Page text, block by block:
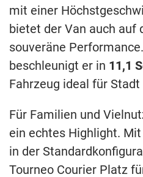
mit einer
bietet der Van auch auf
souveräne
beschleunigt er in 11,1
Fahrzeug ideal für
Für Familien und
ein echtes Highlight. Mit
in der
Tourneo Courier Platz